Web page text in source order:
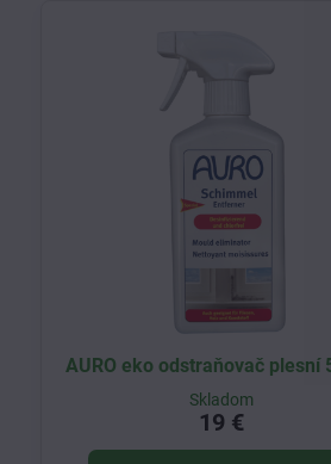
AURO eko odstraňovač plesní
Skladom
19 €